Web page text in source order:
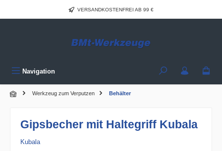
Zum Hauptinhalt springenVERSANDKOSTENFREI AB 99 €
Navigation
Werkzeug zum Verputzen Behälter
Gipsbecher mit Haltegriff Kubala
Kubala